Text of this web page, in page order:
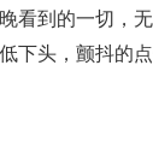
看到的一切，
下头，颤抖的